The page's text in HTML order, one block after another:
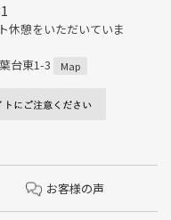
休憩をいただいていま
台東1-3
Map
お客様の声